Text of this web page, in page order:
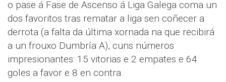
o pase á Fase de Ascenso á Liga Galega coma un
dos favoritos tras rematar a liga sen coñecer a
derrota (a falta da última xornada na que recibirá
a un frouxo Dumbría A), cuns números
impresionantes: 15 vitorias e 2 empates e 64
goles a favor e 8 en contra.